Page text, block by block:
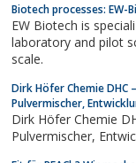
Biotech processes: EW-
EW Biotech is
laboratory and pilot
scale.
Dirk Höfer Chemie DHC
Pulvermischer,
Dirk Höfer Chemie DHC –